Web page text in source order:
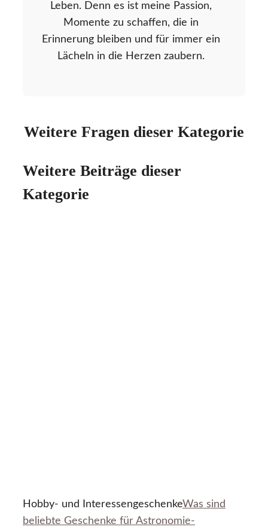
Leben. Denn es ist meine Passion,
Momente zu schaffen, die in
Erinnerung bleiben und für immer ein
Lächeln in die Herzen zaubern.
Weitere Fragen dieser Kategorie
Weitere Beiträge dieser
Kategorie
Hobby- und InteressengeschenkeWas sind
beliebte Geschenke für Astronomie-